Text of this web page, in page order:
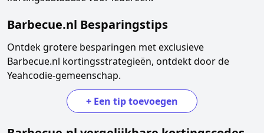
Barbecue.nl Besparingstips
Ontdek grotere besparingen met exclusieve
Barbecue.nl kortingsstrategieën, ontdekt door de
Yeahcodie-gemeenschap.
+ Een tip toevoegen